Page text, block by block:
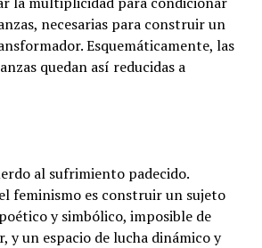
necesarias para construir un
Esquemáticamente, las
quedan así reducidas a
al sufrimiento padecido.
feminismo es construir un sujeto
y simbólico, imposible de
y un espacio de lucha dinámico y